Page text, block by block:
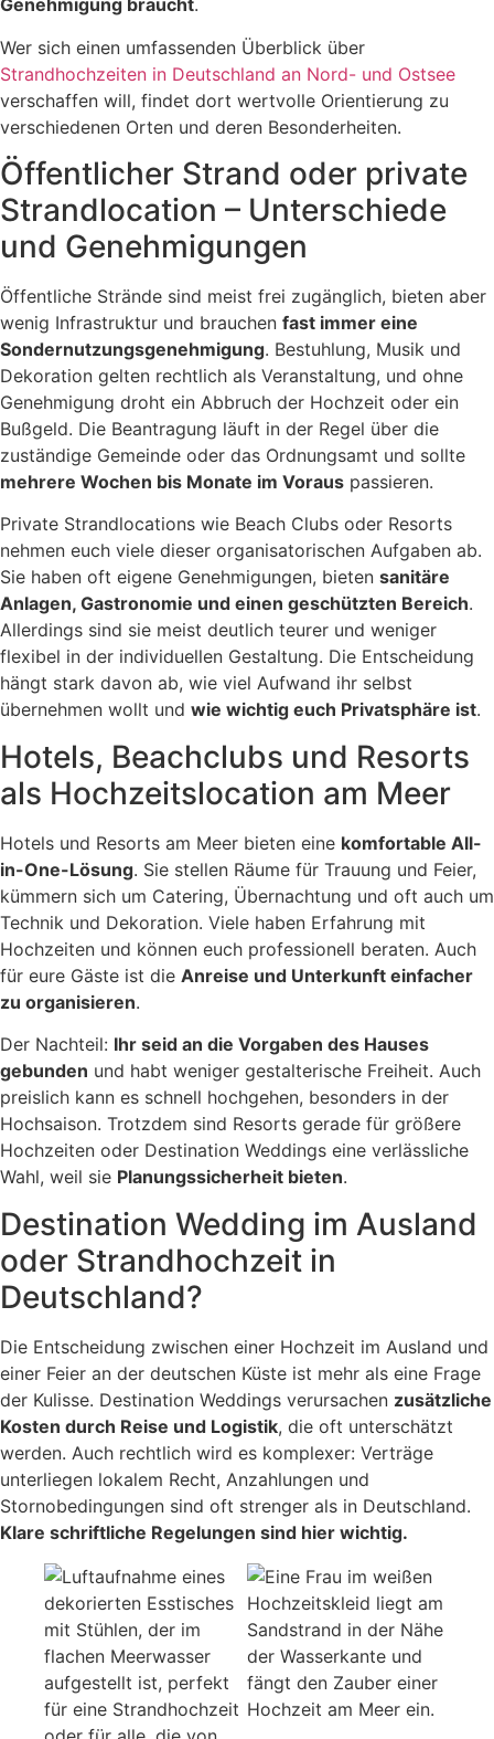
Genehmigung braucht.
Wer sich einen umfassenden Überblick über
Strandhochzeiten in Deutschland an Nord- und Ostsee
verschaffen will, findet dort wertvolle Orientierung zu
verschiedenen Orten und deren Besonderheiten.
Öffentlicher Strand oder private
Strandlocation – Unterschiede
und Genehmigungen
Öffentliche Strände sind meist frei zugänglich, bieten aber
wenig Infrastruktur und brauchen fast immer eine
Sondernutzungsgenehmigung. Bestuhlung, Musik und
Dekoration gelten rechtlich als Veranstaltung, und ohne
Genehmigung droht ein Abbruch der Hochzeit oder ein
Bußgeld. Die Beantragung läuft in der Regel über die
zuständige Gemeinde oder das Ordnungsamt und sollte
mehrere Wochen bis Monate im Voraus passieren.
Private Strandlocations wie Beach Clubs oder Resorts
nehmen euch viele dieser organisatorischen Aufgaben ab.
Sie haben oft eigene Genehmigungen, bieten sanitäre
Anlagen, Gastronomie und einen geschützten Bereich.
Allerdings sind sie meist deutlich teurer und weniger
flexibel in der individuellen Gestaltung. Die Entscheidung
hängt stark davon ab, wie viel Aufwand ihr selbst
übernehmen wollt und wie wichtig euch Privatsphäre ist.
Hotels, Beachclubs und Resorts
als Hochzeitslocation am Meer
Hotels und Resorts am Meer bieten eine komfortable All-
in-One-Lösung. Sie stellen Räume für Trauung und Feier,
kümmern sich um Catering, Übernachtung und oft auch um
Technik und Dekoration. Viele haben Erfahrung mit
Hochzeiten und können euch professionell beraten. Auch
für eure Gäste ist die Anreise und Unterkunft einfacher
zu organisieren.
Der Nachteil: Ihr seid an die Vorgaben des Hauses
gebunden und habt weniger gestalterische Freiheit. Auch
preislich kann es schnell hochgehen, besonders in der
Hochsaison. Trotzdem sind Resorts gerade für größere
Hochzeiten oder Destination Weddings eine verlässliche
Wahl, weil sie Planungssicherheit bieten.
Destination Wedding im Ausland
oder Strandhochzeit in
Deutschland?
Die Entscheidung zwischen einer Hochzeit im Ausland und
einer Feier an der deutschen Küste ist mehr als eine Frage
der Kulisse. Destination Weddings verursachen zusätzliche
Kosten durch Reise und Logistik, die oft unterschätzt
werden. Auch rechtlich wird es komplexer: Verträge
unterliegen lokalem Recht, Anzahlungen und
Stornobedingungen sind oft strenger als in Deutschland.
Klare schriftliche Regelungen sind hier wichtig.